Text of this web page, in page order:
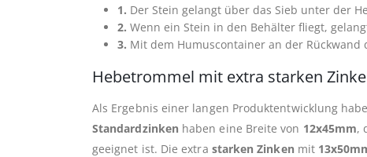
1. Der Stein gelangt über das Sieb unter der
2. Wenn ein Stein in den Behälter fliegt,
3. Mit dem Humuscontainer an der
Hebetrommel mit extra starken
Als Ergebnis einer langen Produktentwicklung
Standardzinken haben eine Breite von 12x45mm,
geeignet ist. Die extra starken Zinken mit